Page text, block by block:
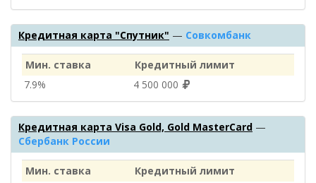
Кредитная карта "Спутник" — Совкомбанк
Мин. ставка
Кредитный лимит
7.9%
4 500 000
Кредитная карта Visa Gold, Gold MasterCard —
Сбербанк России
Мин. ставка
Кредитный лимит